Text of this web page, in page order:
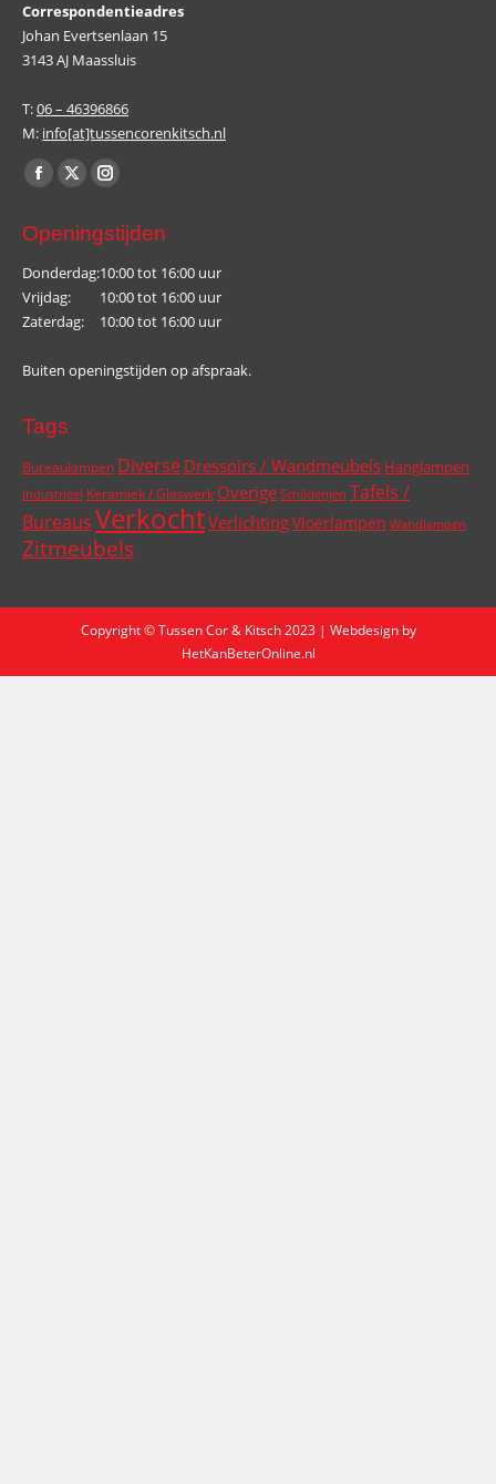
Correspondentieadres
Johan Evertsenlaan 15
3143 AJ Maassluis
T:06 – 46396866
M: info[at]tussencorenkitsch.nl
Vind ons op:
Facebook
opens
in
new
window
X
opens
in
new
window
Instagram
opens
in
new
window
Openingstijden
Donderdag:10:00 tot 16:00 uur
Vrijdag:
10:00 tot 16:00 uur
Zaterdag:
10:00 tot 16:00 uur
Buiten openingstijden op afspraak.
Tags
Bureaulampen Diverse Dressoirs / Wandmeubels Hanglampen
Industrieel Keramiek / Glaswerk Overige Schilderijen Tafels /
BureausVerkochtVerlichtingVloerlampen Wandlampen
Zitmeubels
Copyright © Tussen Cor & Kitsch 2023 | Webdesign by
HetKanBeterOnline.nl